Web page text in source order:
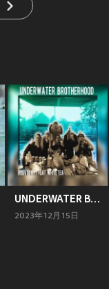
UNDERWATER BROTHERHOOD (Explicit)
2023年12月15日